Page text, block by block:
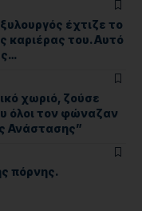
έχτιζε το
καριέρας του. Αυτό
χωριό, ζούσε
όλοι τον φώναζαν
Ανάστασης”
πόρνης.